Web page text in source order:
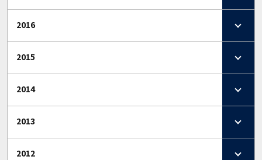
2016
2015
2014
2013
2012